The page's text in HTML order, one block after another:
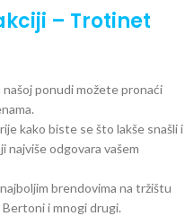
– Trotinet
našoj ponudi možete pronaći
kako biste se što lakše snašli i
najviše odgovara vašem
brendovima na tržištu
i mnogi drugi.